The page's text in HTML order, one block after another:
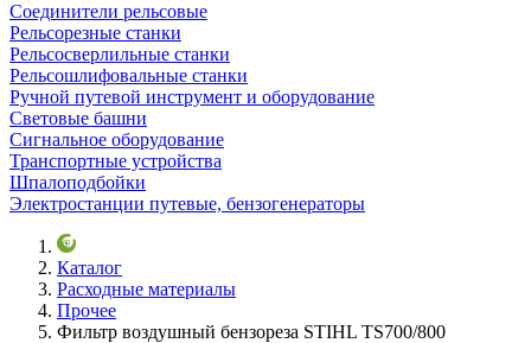
Соединители рельсовые
Рельсорезные станки
Рельсосверлильные станки
Рельсошлифовальные станки
Ручной путевой инструмент и оборудование
Световые башни
Сигнальное оборудование
Транспортные устройства
Шпалоподбойки
Электростанции путевые, бензогенераторы
Каталог
Расходные материалы
Прочее
Фильтр воздушный бензореза STIHL TS700/800